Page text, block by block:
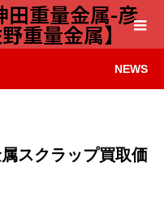
田重量金属-彦
重量金属】
NEWS
スクラップ買取価